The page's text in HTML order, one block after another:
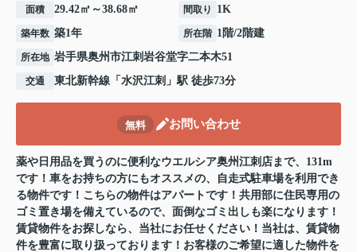
面積 29.42㎡～38.68㎡ 間取り 1K
築年数 築1年 所在階 1階/2階建
所在地 岩手県奥州市江刺岩谷堂字二本木51
交通 東北新幹線 「 水沢江刺 」駅 徒歩73分
無料 お問い合わせ
薬や日用品を買うのに便利なウエルシア奥州江刺店まで、131m
です！車をお持ちの方にもオススメの、自走式駐車場を利用でき
る物件です！こちらの物件はアパートです！共用部に住民専用の
ゴミ置き場を備えているので、面倒なゴミ出しも楽になります！
賃貸物件をお探しなら、当社にお任せください！当社は、賃貸物
件を豊富に取り扱っております！お客様のご希望に適した物件を